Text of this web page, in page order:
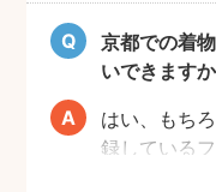
んので、お
京都での着
いできます
はい、もち
録している
旅行先でも